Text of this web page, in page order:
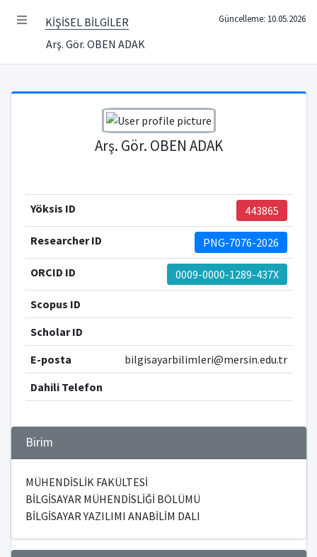
KİŞİSEL BİLGİLER
Arş. Gör. OBEN ADAK
Güncelleme: 10.05.2026
Arş. Gör. OBEN ADAK
Yöksis ID 443865
Researcher ID PNG-7076-2026
ORCID ID 0009-0000-1289-437X
Scopus ID
Scholar ID
E-posta
bilgisayarbilimleri@mersin.edu.tr
Dahili Telefon
Birim
MÜHENDİSLİK FAKÜLTESİ
BİLGİSAYAR MÜHENDİSLİĞİ BÖLÜMÜ
BİLGİSAYAR YAZILIMI ANABİLİM DALI